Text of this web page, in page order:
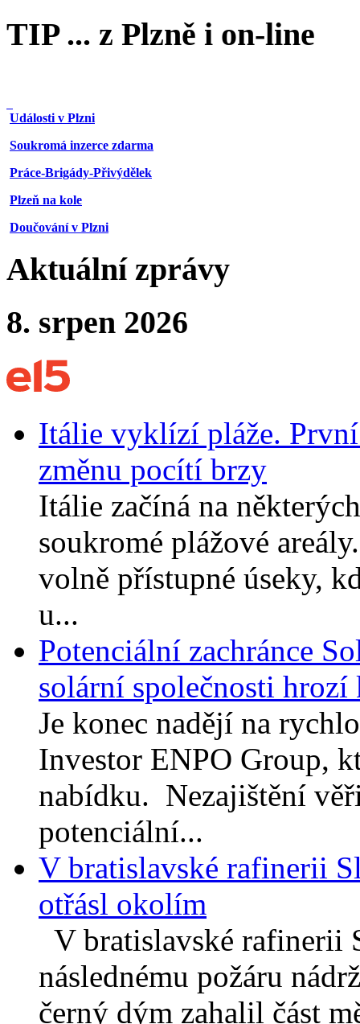
TIP ... z Plzně i on-line
Události v Plzni
Soukromá inzerce zdarma
Práce-Brigády-Přivýdělek
Plzeň na kole
Doučování v Plzni
Aktuální zprávy
8. srpen 2026
Itálie vyklízí pláže.
změnu pocítí brzy
Itálie začíná na
soukromé plážové
volně přístupné úseky,
u...
Potenciální zachránce
solární společnosti hrozí
Je konec nadějí na
Investor ENPO Group,
nabídku. Nezajištění
potenciální...
V bratislavské rafinerii
otřásl okolím
V bratislavské rafinerii
následnému požáru
černý dým zahalil část